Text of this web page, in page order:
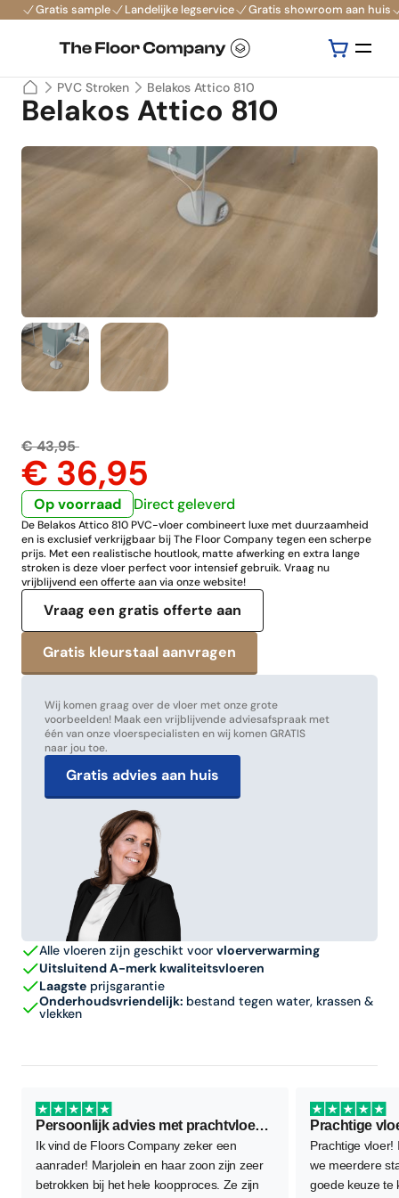
Gratis sample Landelijke legservice Gratis showroom aan huis
PVC Stroken Belakos Attico 810
Belakos Attico 810
€ 36,95
€ 43,95
Op voorraad Direct geleverd
De Belakos Attico 810 PVC-vloer combineert luxe met duurzaamheid
en is exclusief verkrijgbaar bij The Floor Company tegen een scherpe
prijs. Met een realistische houtlook, matte afwerking en extra lange
stroken is deze vloer perfect voor intensief gebruik. Vraag nu
vrijblijvend een offerte aan via onze website!
Vraag een gratis offerte aan
Wij komen graag over de vloer met onze grote
voorbeelden! Maak een vrijblijvende adviesafspraak met
één van onze vloerspecialisten en wij komen GRATIS
naar jou toe.
Gratis advies aan huis
Alle vloeren zijn geschikt voor vloerverwarming
Uitsluitend A-merk kwaliteitsvloeren
Laagste prijsgarantie
Onderhoudsvriendelijk: bestand tegen water, krassen &
vlekken
Persoonlijk advies met prachtvloer als resultaat
Ik vind de Floors Company zeker een
aanrader! Marjolein en haar zoon zijn zeer
betrokken bij het hele koopproces. Ze zijn
Prachtige
Prachtige vloer!
we meerdere
goede keuze te